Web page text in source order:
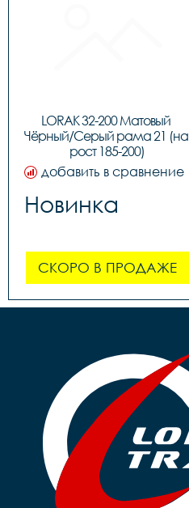
LORAK 32-200 Матовый
Чёрный/Серый рама 21 (на
рост 185-200)
добавить в сравнение
Новинка
СКОРО В ПРОДАЖЕ